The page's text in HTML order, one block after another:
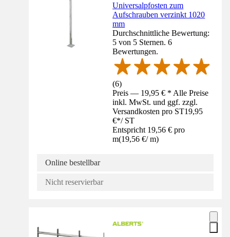
Universalpfosten zum
Aufschrauben verzinkt 1020
mm
Durchschnittliche Bewertung:
5 von 5 Sternen. 6
Bewertungen.
(6)
Preis — 19,95 € * Alle Preise
inkl. MwSt. und ggf. zzgl.
Versandkosten pro ST19,95
€*/ ST
Entspricht 19,56 € pro
m(19,56 €/ m)
Online bestellbar
Nicht reservierbar